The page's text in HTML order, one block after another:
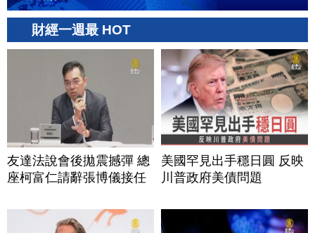
財經一週最 HOT
友達法說會後拋震撼彈 總
座柯富仁請辭張博儀接任
美國罕見出手穩日圓 反映
川普政府美債問題